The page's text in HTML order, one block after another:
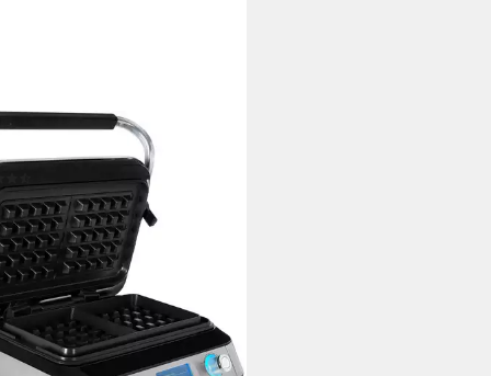
WAFFLE 5010, 1600 W
€ UVP149,95 €
ausverkauft